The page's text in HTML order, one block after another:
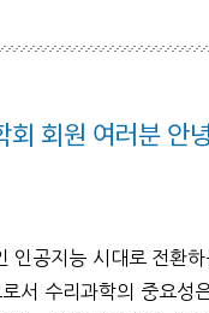
회원 여러분 안
공지능 시대로 전환하
서 수리과학의 중요성